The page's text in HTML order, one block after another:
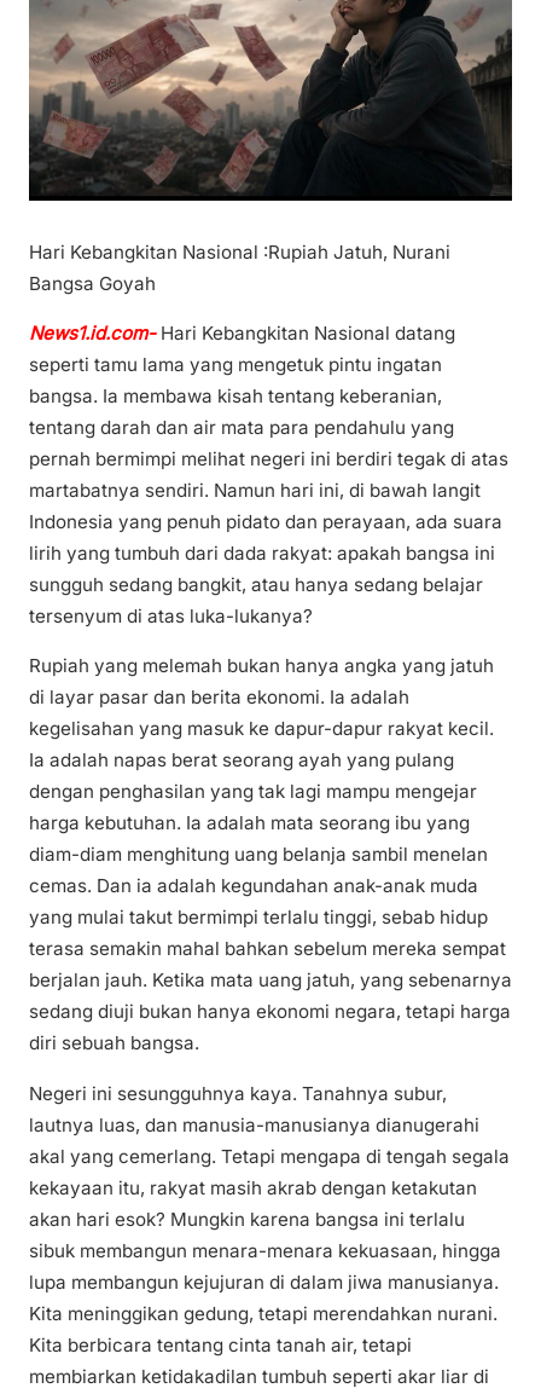
Hari Kebangkitan Nasional :Rupiah Jatuh, Nurani
Bangsa Goyah
News1.id.com-Hari Kebangkitan Nasional datang
seperti tamu lama yang mengetuk pintu ingatan
bangsa. Ia membawa kisah tentang keberanian,
tentang darah dan air mata para pendahulu yang
pernah bermimpi melihat negeri ini berdiri tegak di atas
martabatnya sendiri. Namun hari ini, di bawah langit
Indonesia yang penuh pidato dan perayaan, ada suara
lirih yang tumbuh dari dada rakyat: apakah bangsa ini
sungguh sedang bangkit, atau hanya sedang belajar
tersenyum di atas luka-lukanya?
Rupiah yang melemah bukan hanya angka yang jatuh
di layar pasar dan berita ekonomi. Ia adalah
kegelisahan yang masuk ke dapur-dapur rakyat kecil.
Ia adalah napas berat seorang ayah yang pulang
dengan penghasilan yang tak lagi mampu mengejar
harga kebutuhan. Ia adalah mata seorang ibu yang
diam-diam menghitung uang belanja sambil menelan
cemas. Dan ia adalah kegundahan anak-anak muda
yang mulai takut bermimpi terlalu tinggi, sebab hidup
terasa semakin mahal bahkan sebelum mereka sempat
berjalan jauh. Ketika mata uang jatuh, yang sebenarnya
sedang diuji bukan hanya ekonomi negara, tetapi harga
diri sebuah bangsa.
Negeri ini sesungguhnya kaya. Tanahnya subur,
lautnya luas, dan manusia-manusianya dianugerahi
akal yang cemerlang. Tetapi mengapa di tengah segala
kekayaan itu, rakyat masih akrab dengan ketakutan
akan hari esok? Mungkin karena bangsa ini terlalu
sibuk membangun menara-menara kekuasaan, hingga
lupa membangun kejujuran di dalam jiwa manusianya.
Kita meninggikan gedung, tetapi merendahkan nurani.
Kita berbicara tentang cinta tanah air, tetapi
membiarkan ketidakadilan tumbuh seperti akar liar di